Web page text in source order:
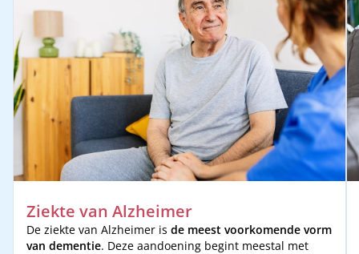
Ziekte van Alzheimer
De ziekte van Alzheimer is de meest voorkomende vorm
van dementie. Deze aandoening begint meestal met